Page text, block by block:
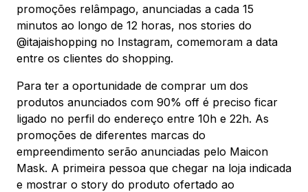
promoções relâmpago, anunciadas a cada 15
minutos ao longo de 12 horas, nos stories do
@itajaishopping no Instagram, comemoram a data
entre os clientes do shopping.
Para ter a oportunidade de comprar um dos
produtos anunciados com 90% off é preciso ficar
ligado no perfil do endereço entre 10h e 22h. As
promoções de diferentes marcas do
empreendimento serão anunciadas pelo Maicon
Mask. A primeira pessoa que chegar na loja indicada
e mostrar o story do produto ofertado ao